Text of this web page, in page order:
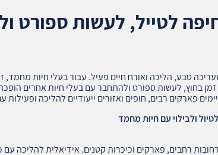
עם
לטייל, לעשות ספורט
טבע, הליכה ואורח חיים פעיל. עבור בעלי חיות מחמד,
בחוץ, לעשות ספורט ולהתחבר עם בעלי חיות אחרים
פארקים רבים, חופים ואזורים ייעודיים להליכה
ולבילוי עם חיות מחמד
רחבים, פארקים וכיכרות קטנים. אידיאלית להליכה עם